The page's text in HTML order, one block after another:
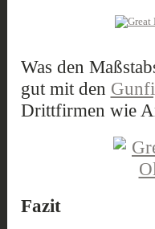
Was den
gut mit den
Drittfirmen wie
Fazit